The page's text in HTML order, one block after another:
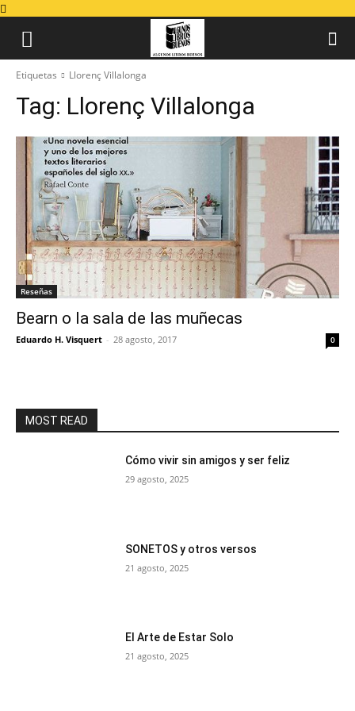
Etiquetas Llorenç Villalonga
Tag: Llorenç Villalonga
Reseñas
Bearn o la sala de las muñecas
Eduardo H. Visquert - 28 agosto, 2017 0
MOST READ
Cómo vivir sin amigos y ser feliz
29 agosto, 2025
SONETOS y otros versos
21 agosto, 2025
El Arte de Estar Solo
21 agosto, 2025